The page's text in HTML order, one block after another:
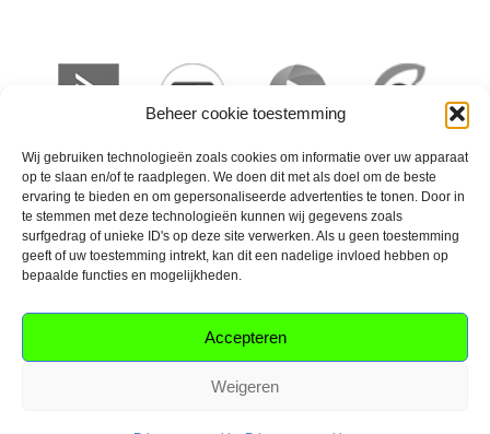
Beheer cookie toestemming
Wij gebruiken technologieën zoals cookies om informatie over uw apparaat
op te slaan en/of te raadplegen. We doen dit met als doel om de beste
ervaring te bieden en om gepersonaliseerde advertenties te tonen. Door in
te stemmen met deze technologieën kunnen wij gegevens zoals
surfgedrag of unieke ID's op deze site verwerken. Als u geen toestemming
geeft of uw toestemming intrekt, kan dit een nadelige invloed hebben op
bepaalde functies en mogelijkheden.
Accepteren
Weigeren